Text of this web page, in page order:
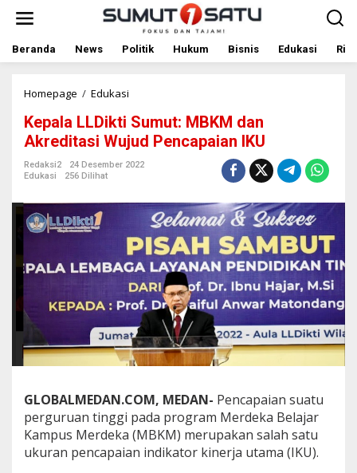
t
Beranda News Politik Hukum Bisnis Edukasi
Homepage / Edukasi
p
a
l
a
D
k
t
i
S
u
m
u
t
:
M
K
M
d
a
n
Kepala LLDikti Sumut: MBKM dan
Akreditasi Wujud Pencapaian IKU
Redaksi2
24 Desember 2022
Edukasi
256 Dilihat
GLOBALMEDAN.COM, MEDAN- Pencapaian suatu
perguruan tinggi pada program Merdeka Belajar
Kampus Merdeka (MBKM) merupakan salah satu
ukuran pencapaian indikator kinerja utama (IKU).